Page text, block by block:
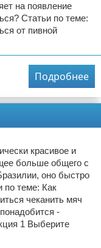
на появление
Статьи по теме:
от пивной
Подробнее
красивое и
больше общего с
оно быстро
по теме: Как
чеканить мяч
-
1 Выберите